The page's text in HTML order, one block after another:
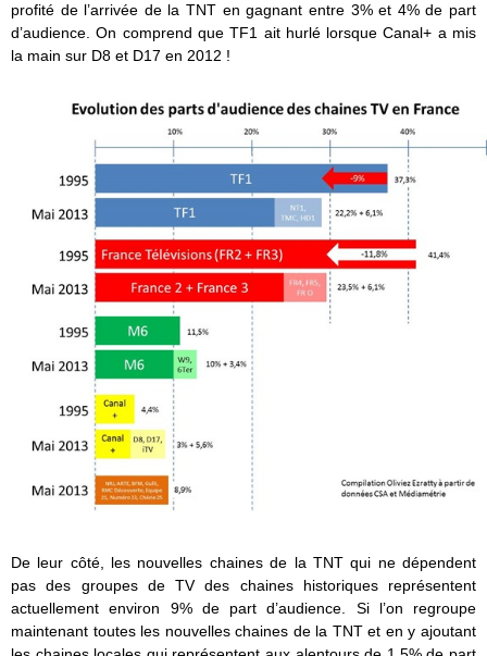
profité de l’arrivée de la TNT en gagnant entre 3% et 4% de part
d’audience. On comprend que TF1 ait hurlé lorsque Canal+ a mis
la main sur D8 et D17 en 2012 !
De leur côté, les nouvelles chaines de la TNT qui ne dépendent
pas des groupes de TV des chaines historiques représentent
actuellement environ 9% de part d’audience. Si l’on regroupe
maintenant toutes les nouvelles chaines de la TNT et en y ajoutant